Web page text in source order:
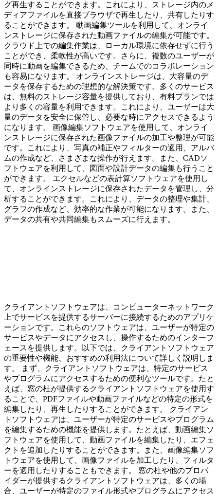
グ再生することができます。これにより、ストレージ内のメ
ディアファイルを直接ブラウザで再生したり、共有したりす
ることができます。 動画編集ツールを利用して、オンライ
ンストレージに保存された動画ファイルの編集が可能です。
クラウド上での編集作業は、ローカル環境に依存せずに行う
ことができ、柔軟性が高いです。さらに、複数のユーザーが
同時に動画を編集できるため、チームでのコラボレーション
も容易になります。 オンラインストレージは、大容量のデ
ータを保存するための理想的な解決策です。多くのサービス
は、無料のストレージ容量を提供しており、有料プランでは
より多くの容量を利用できます。これにより、ユーザーは大
量のデータを安全に保管し、必要な時にアクセスできるよう
になります。 画像編集ソフトウェアを使用して、オンライ
ンストレージに保存された画像ファイルの加工や整理が可能
です。これにより、写真の補正やフィルターの適用、アルバ
ムの作成など、さまざまな操作が行えます。また、CADソ
フトウェアを利用して、図面や設計データの編集も行うこと
ができます。 エクセルなどの表計算ソフトウェアを使用し
て、オンラインストレージに保存されたデータを管理し、分
析することができます。これにより、データの整理や集計、
グラフの作成など、効率的な作業が可能になります。また、
データの共有や共同編集もスムーズに行えます。
クライアントソフトウェアは、コンピューターネットワーク
上でサービスを提供するサーバーに接続するためのアプリケ
ーションです。これらのソフトウェアは、ユーザーが特定の
サービスやデータにアクセスし、操作するためのインターフ
ェースを提供します。以下では、クライアントソフトウェア
の重要性や機能、おすすめの利用法について詳しく説明しま
す。 まず、クライアントソフトウェアは、特定のサービス
やプログラムにアクセスするための便利なツールです。たと
えば、窓の杜が提供するクライアントソフトウェアを使用す
ることで、PDFファイルや動画ファイルなどの特定の形式を
編集したり、再生したりすることができます。 クライアン
トソフトウェアは、ユーザーが特定のサービスやプログラム
を編集するための機能を提供します。たとえば、動画編集ソ
フトウェアを使用して、動画ファイルを編集したり、エフェ
クトを追加したりすることができます。また、画像編集ソフ
トウェアを使用して、画像ファイルを加工したり、フィルタ
ーを適用したりすることもできます。 窓の杜や他のプロバ
イダーが提供するクライアントソフトウェアは、多くの場
合、ユーザーが特定のファイル形式やプログラムにアクセス